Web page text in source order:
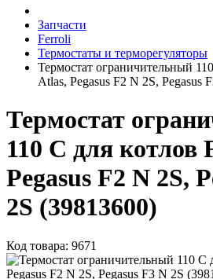
Запчасти
Ferroli
Термостаты и терморегуляторы
Термостат ограничительный
Atlas, Pegasus F2 N 2S, Pegasus
Термостат
110 C для котлов
Pegasus F2 N 2S,
2S (39813600)
Код товара: 9671